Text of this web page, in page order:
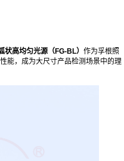
状高均匀光源（FG-BL） 作为孚根照
能，成为大尺寸产品检测场景中的理